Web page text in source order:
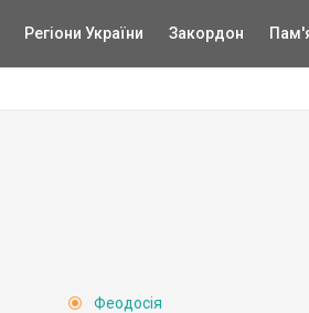
Регіони України Закордон
Феодосія